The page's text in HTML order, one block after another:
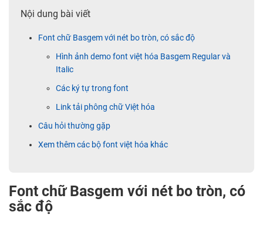
Nội dung bài viết
Font chữ Basgem với nét bo tròn, có sắc độ
Hình ảnh demo font việt hóa Basgem Regular và
Italic
Các ký tự trong font
Link tải phông chữ Việt hóa
Câu hỏi thường gặp
Xem thêm các bộ font việt hóa khác
Font chữ Basgem với nét bo tròn, có
sắc độ